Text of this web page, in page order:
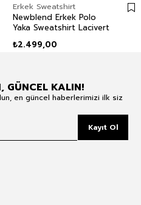
Erkek Sweatshirt
Newblend Erkek Polo
Yaka Sweatshirt Lacivert
₺2.499,00
GÜNCEL KALIN!
en güncel haberlerimizi ilk siz
Kayıt Ol